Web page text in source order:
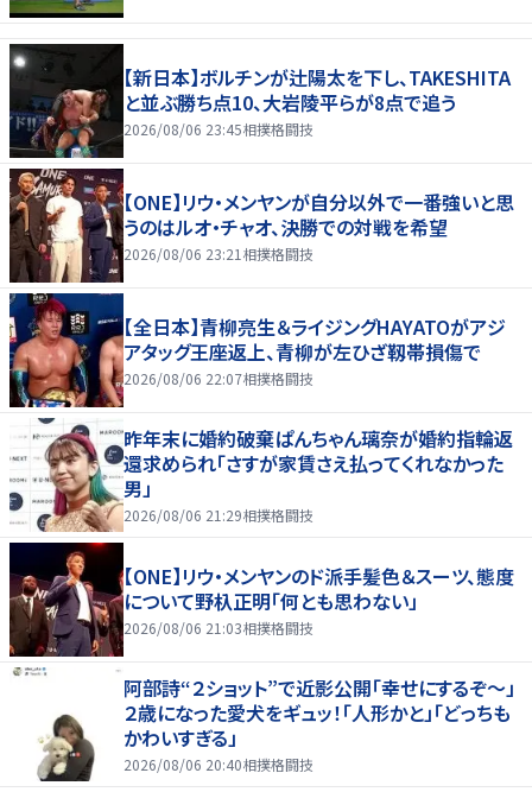
【新日本】ボルチンが辻陽太を下し、TAKESHITA
と並ぶ勝ち点10、大岩陵平らが8点で追う
2026/08/06 23:45相撲格闘技
【ONE】リウ・メンヤンが自分以外で一番強いと思
うのはルオ・チャオ、決勝での対戦を希望
2026/08/06 23:21 相撲格闘技
【全日本】青柳亮生＆ライジングHAYATOがアジ
アタッグ王座返上、青柳が左ひざ靱帯損傷で
2026/08/06 22:07相撲格闘技
昨年末に婚約破棄ぱんちゃん璃奈が婚約指輪返
還求められ「さすが家賃さえ払ってくれなかった
男」
2026/08/06 21:29相撲格闘技
【ONE】リウ・メンヤンのド派手髪色＆スーツ、態度
について野杁正明「何とも思わない」
2026/08/06 21:03相撲格闘技
阿部詩“２ショット”で近影公開「幸せにするぞ〜」
２歳になった愛犬をギュッ！「人形かと」「どっちも
かわいすぎる」
2026/08/06 20:40相撲格闘技